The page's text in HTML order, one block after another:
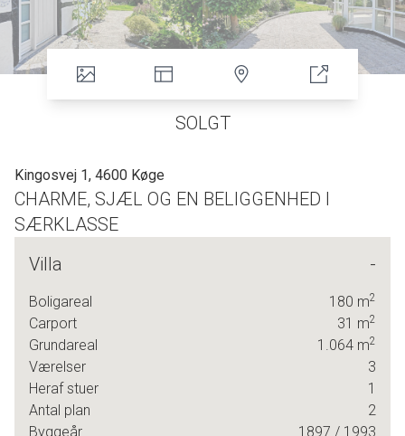
SOLGT
Kingosvej 1, 4600 Køge
CHARME, SJÆL OG EN BELIGGENHED I
SÆRKLASSE
og en beliggenhed midt i Køges mest eftertragtede kvarter,
Dette hyggelige bindingsværkshus i det populære
Digterkvarter i Køge centrum rummer hele 180 m2
boligcharme fordelt på to etager, og her får du en sjælden
kombination af fredelig idyl og gåafstand til alt det, der gør
hverdagen lidt nemmere og meget mere inspirerende.
Villa -
Boligareal 180 m2
Carport 31 m2
Grundareal 1.064 m2
Værelser
3
Heraf stuer
1
Antal plan
2
Byggeår
1897 / 1993